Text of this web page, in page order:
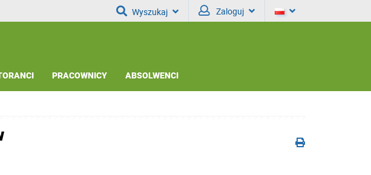
Wyszukaj Zaloguj
PRACOWNICY ABSOLWENCI